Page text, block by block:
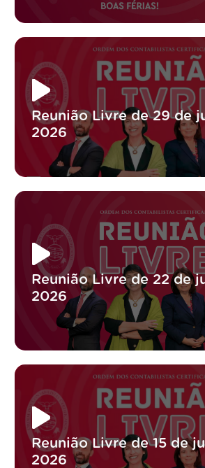
Reunião Livre de 29 de
2026
Reunião Livre de 22 de
2026
Reunião Livre de 15 de
2026